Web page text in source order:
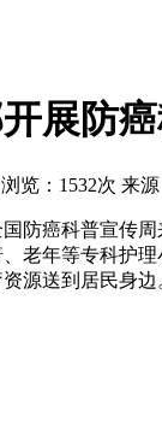
展防
浏览：1532次 来
防癌科普宣传
老年等专科护
源送到居民身边